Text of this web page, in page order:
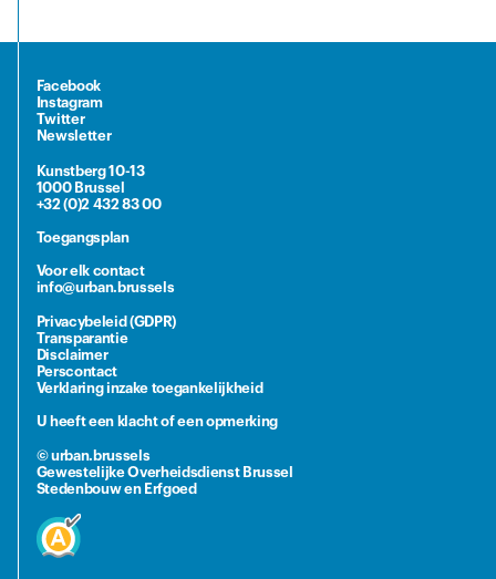
Facebook
Instagram
Twitter
Newsletter
Kunstberg 10-13
1000 Brussel
+32 (0)2 432 83 00
Toegangsplan
Voor elk contact
info@urban.brussels
Privacybeleid (GDPR)
Transparantie
Disclaimer
Perscontact
Verklaring inzake toegankelijkheid
U heeft een klacht of een opmerking
© urban.brussels
Gewestelijke Overheidsdienst Brussel
Stedenbouw en Erfgoed